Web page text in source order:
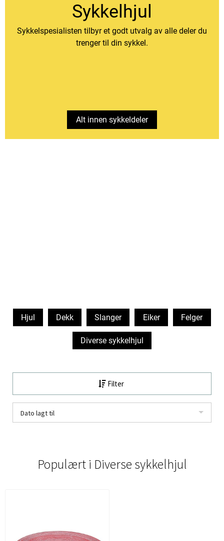
Sykkelhjul
Sykkelspesialisten tilbyr et godt utvalg av alle deler du
trenger til din sykkel.
Alt innen sykkeldeler
Hjul Dekk Slanger Eiker Felger
Diverse sykkelhjul
Filter
Dato lagt til
Populært i Diverse sykkelhjul